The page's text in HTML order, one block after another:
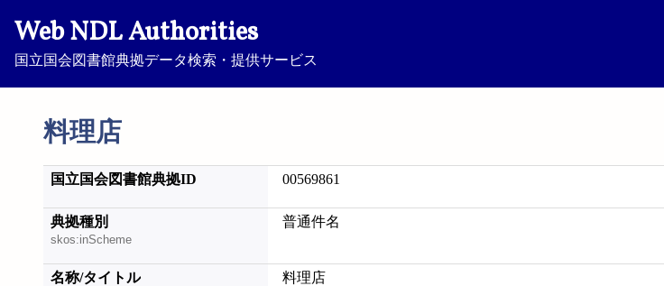
Web NDL Authorities
国立国会図書館典拠データ検索・提供サービス
料理店
国立国会図書館典拠ID 00569861
典拠種別
skos:inScheme
普通件名
名称/タイトル 料理店